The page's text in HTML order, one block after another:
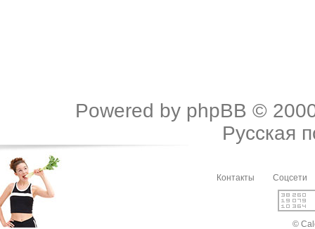
Powered by phpBB ©
Русская
Контакты Соцсети
©